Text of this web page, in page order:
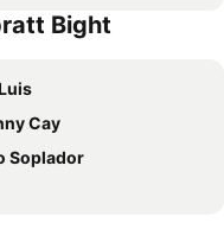
Cocoplum Beach
Grand Caribe
Inn
Luis Beach House By OxoHotel
Bight
Cay
Soplador